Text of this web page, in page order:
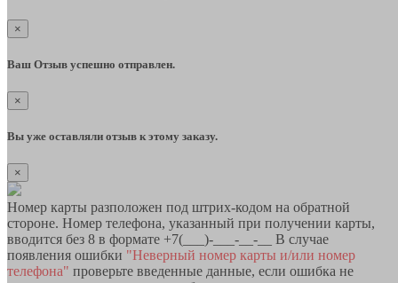
×
Ваш Отзыв успешно отправлен.
×
Вы уже оставляли отзыв к этому заказу.
×
Номер карты разположен под штрих-кодом на обратной
стороне. Номер телефона, указанный при получении карты,
вводится без 8 в формате +7(___)-___-__-__ В случае
появления ошибки "Неверный номер карты и/или номер
телефона" проверьте введенные данные, если ошибка не